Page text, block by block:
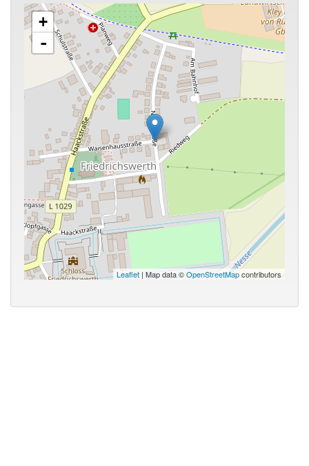
+
-
Leaflet | Map data ©OpenStreetMapcontributors